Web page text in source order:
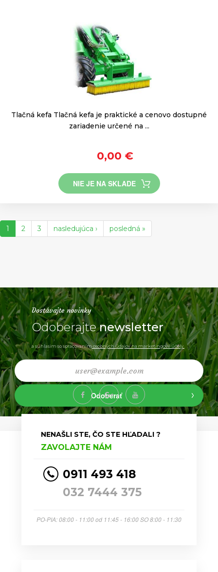
Tlačná kefa Tlačná kefa je praktické a cenovo dostupné
zariadenie určené na ...
0,00 €
NIE JE NA SKLADE
1 2 3 nasledujúca › posledná »
Dostávajte novinky
Odoberajtenewsletter
a súhlasim so spracovaním osobných údajov na marketingové účely.
Odoberať
NENAŠLI STE, ČO STE HĽADALI ?
ZAVOLAJTE NÁM
0911 493 418
032 7444 375
PO-PIA: 08:00 - 11:00 od 11:45 - 16:00 SO 8:00 - 11:30